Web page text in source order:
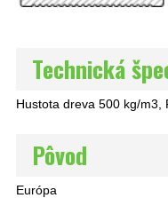
Technická
Hustota dreva 500 kg/m3,
Pôvod
Európa